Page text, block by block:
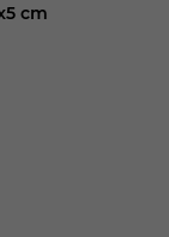
cm